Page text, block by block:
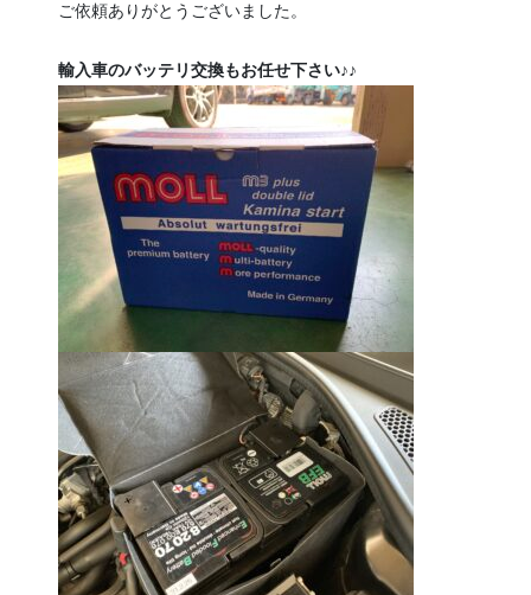
ご依頼ありがとうございました。
輸入車のバッテリ交換もお任せ下さい♪♪